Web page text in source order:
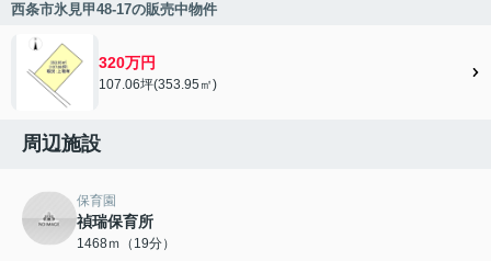
西条市氷見甲48-17の販売中物件
320万円
107.06坪(353.95㎡)
周辺施設
保育園
禎瑞保育所
1468ｍ（19分）